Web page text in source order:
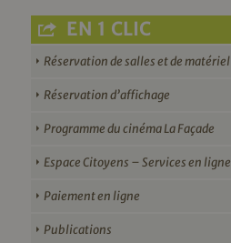
EN 1 CLIC
Réservation de salles et de matériel
Réservation d’affichage
Programme du cinéma La Façade
Espace Citoyens – Services en ligne
Paiement en ligne
Publications